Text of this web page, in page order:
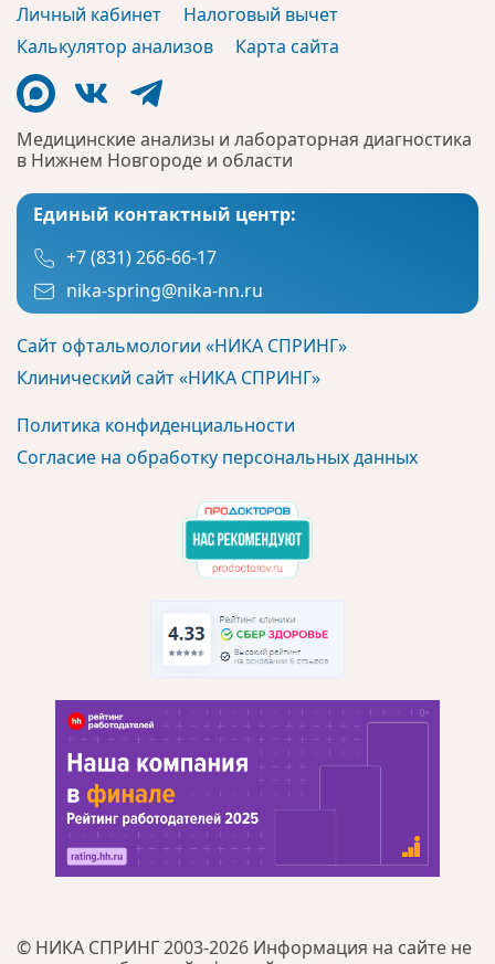
Медицинские анализы и лабораторная диагностика
в Нижнем Новгороде и области
Единый контактный центр:
+7 (831) 266-66-17
nika-spring@nika-nn.ru
Сайт офтальмологии «НИКА СПРИНГ»
Клинический сайт «НИКА СПРИНГ»
Политика конфиденциальности
Согласие на обработку персональных данных
Личный кабинет
Налоговый вычет
Калькулятор анализов
Карта сайта
© НИКА СПРИНГ 2003-2026 Информация на сайте не